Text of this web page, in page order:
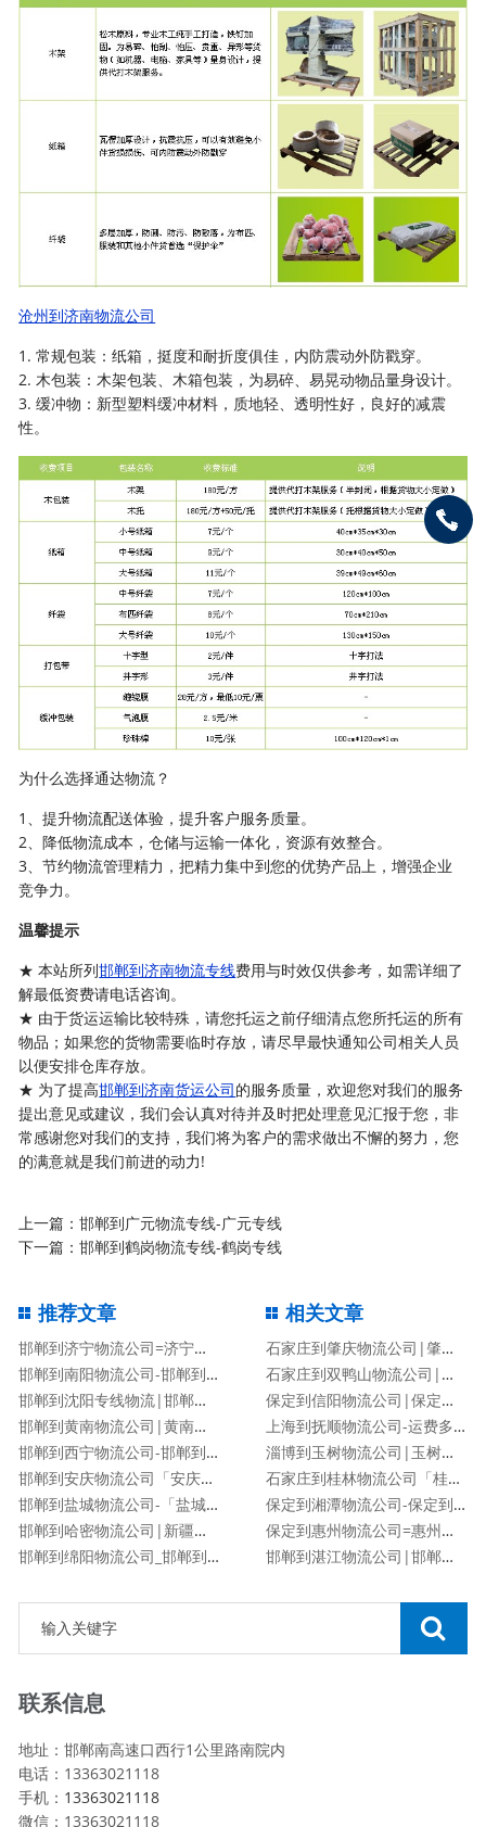
沧州到济南物流公司
1. 常规包装：纸箱，挺度和耐折度俱佳，内防震动外防戳穿。
2. 木包装：木架包装、木箱包装，为易碎、易晃动物品量身设计。
3. 缓冲物：新型塑料缓冲材料，质地轻、透明性好，良好的减震
性。
为什么选择通达物流？
1、提升物流配送体验，提升客户服务质量。
2、降低物流成本，仓储与运输一体化，资源有效整合。
3、节约物流管理精力，把精力集中到您的优势产品上，增强企业
竞争力。
温馨提示
★ 本站所列邯郸到济南物流专线费用与时效仅供参考，如需详细了
解最低资费请电话咨询。
★ 由于货运运输比较特殊，请您托运之前仔细清点您所托运的所有
物品；如果您的货物需要临时存放，请尽早最快通知公司相关人员
以便安排仓库存放。
★ 为了提高邯郸到济南货运公司的服务质量，欢迎您对我们的服务
提出意见或建议，我们会认真对待并及时把处理意见汇报于您，非
常感谢您对我们的支持，我们将为客户的需求做出不懈的努力，您
的满意就是我们前进的动力!
上一篇：邯郸到广元物流专线-广元专线
下一篇：邯郸到鹤岗物流专线-鹤岗专线
推荐文章
邯郸到济宁物流公司=济宁专线
邯郸到南阳物流公司-邯郸到南阳货运专线
邯郸到沈阳专线物流|邯郸到沈阳物流公司
邯郸到黄南物流公司|黄南专线
邯郸到西宁物流公司-邯郸到西宁货运专线
邯郸到安庆物流公司「安庆专线」
邯郸到盐城物流公司-「盐城专线」
邯郸到哈密物流公司|新疆专线
邯郸到绵阳物流公司_邯郸到绵阳物流专线
相关文章
石家庄到肇庆物流公司|肇庆专线
石家庄到双鸭山物流公司|石家庄到双鸭山货运专线
保定到信阳物流公司|保定到信阳物流专线
上海到抚顺物流公司-运费多少「服务周到」
淄博到玉树物流公司|玉树专线
石家庄到桂林物流公司「桂林专线」
保定到湘潭物流公司-保定到湘潭货运专线
保定到惠州物流公司=惠州专线
邯郸到湛江物流公司|邯郸到湛江物流专线
联系信息
地址：邯郸南高速口西行1公里路南院内
电话：13363021118
手机： 13363021118
微信：13363021118